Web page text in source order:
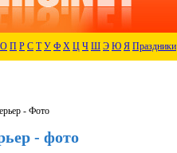
О П Р С Т У Ф Х Ц Ч Ш Э Ю Я Праздники
- Фото
- фото